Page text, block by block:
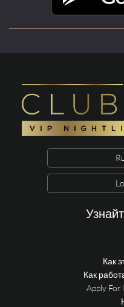
Как
Как
Apply For